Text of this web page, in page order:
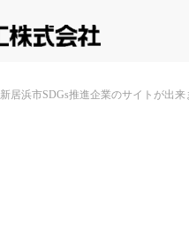
新居浜市SDGs推進企業のサイトが出来